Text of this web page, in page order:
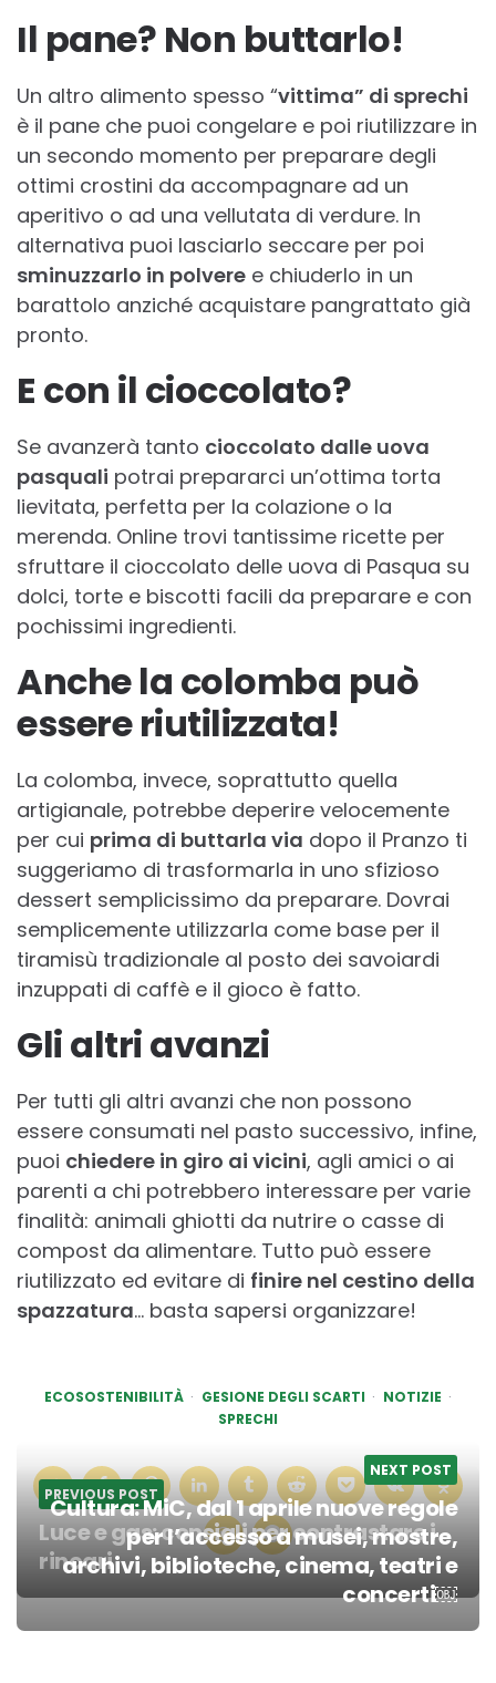
Il pane? Non buttarlo!
Un altro alimento spesso “vittima” di sprechi
è il pane che puoi congelare e poi riutilizzare in
un secondo momento per preparare degli
ottimi crostini da accompagnare ad un
aperitivo o ad una vellutata di verdure. In
alternativa puoi lasciarlo seccare per poi
sminuzzarlo in polvere e chiuderlo in un
barattolo anziché acquistare pangrattato già
pronto.
E con il cioccolato?
Se avanzerà tanto cioccolato dalle uova
pasquali potrai prepararci un’ottima torta
lievitata, perfetta per la colazione o la
merenda. Online trovi tantissime ricette per
sfruttare il cioccolato delle uova di Pasqua su
dolci, torte e biscotti facili da preparare e con
pochissimi ingredienti.
Anche la colomba può
essere riutilizzata!
La colomba, invece, soprattutto quella
artigianale, potrebbe deperire velocemente
per cui prima di buttarla via dopo il Pranzo ti
suggeriamo di trasformarla in uno sfizioso
dessert semplicissimo da preparare. Dovrai
semplicemente utilizzarla come base per il
tiramisù tradizionale al posto dei savoiardi
inzuppati di caffè e il gioco è fatto.
Gli altri avanzi
Per tutti gli altri avanzi che non possono
essere consumati nel pasto successivo, infine,
puoi chiedere in giro ai vicini, agli amici o ai
parenti a chi potrebbero interessare per varie
finalità: animali ghiotti da nutrire o casse di
compost da alimentare. Tutto può essere
riutilizzato ed evitare di finire nel cestino della
spazzatura… basta sapersi organizzare!
ECOSOSTENIBILITÀ GESIONE DEGLI SCARTI
NOTIZIE
SPRECHI
Post
navigation
PREVIOUS POST
Luce e gas: consigli per contrastare i
rincari
NEXT POST
Cultura: MiC, dal 1 aprile nuove regole
per l’accesso a musei, mostre,
archivi, biblioteche, cinema, teatri e
concerti￼